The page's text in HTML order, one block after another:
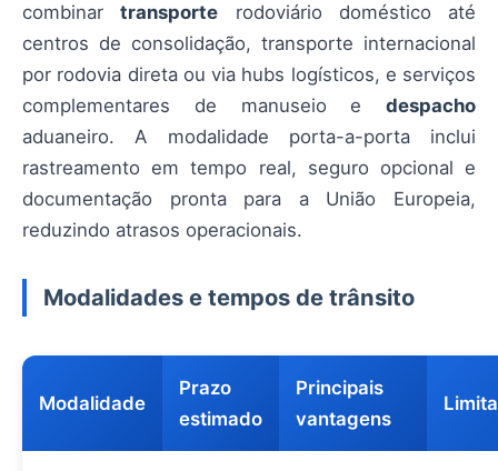
combinartransporte rodoviário doméstico até
centros de consolidação, transporte internacional
por rodovia direta ou via hubs logísticos, e serviços
complementares de manuseio e despacho
aduaneiro. A modalidade porta-a-porta inclui
rastreamento em tempo real, seguro opcional e
documentação pronta para a União Europeia,
reduzindo atrasos operacionais.
Modalidades e tempos de trânsito
Modalidade
Prazo
estimado
Principais
vantagens